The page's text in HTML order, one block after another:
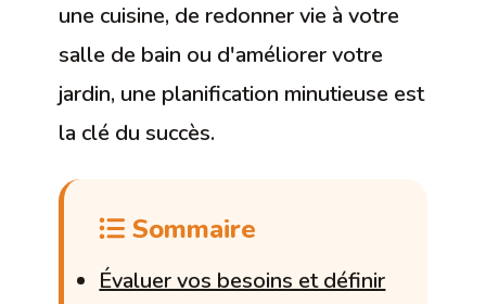
une cuisine, de redonner vie à votre
salle de bain ou d'améliorer votre
jardin, une planification minutieuse est
la clé du succès.
Sommaire
Évaluer vos besoins et définir